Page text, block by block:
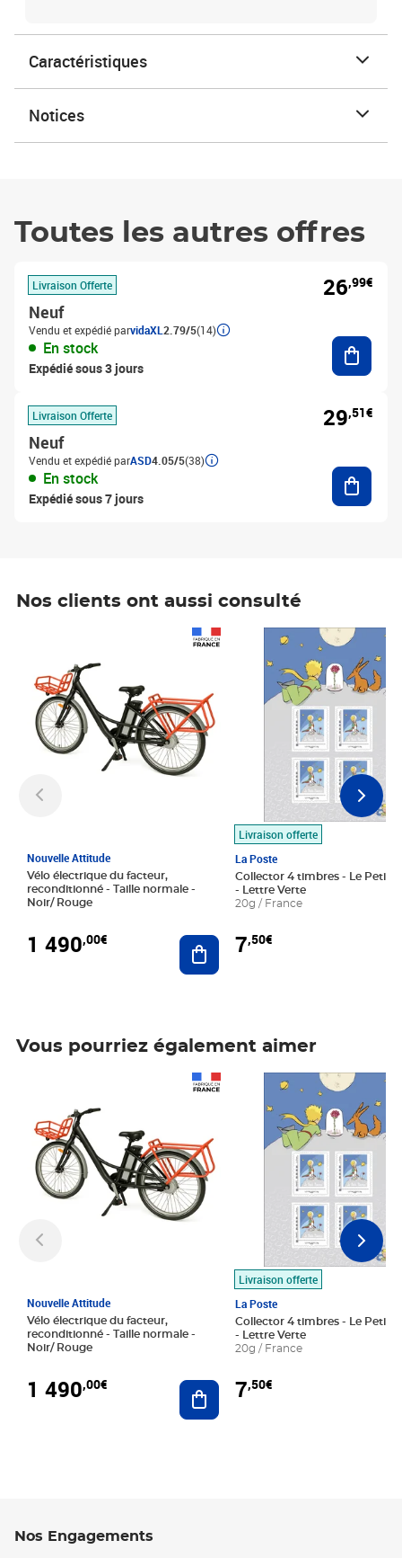
Caractéristiques
Notices
Toutes les autres offres
Livraison Offerte
Neuf
Vendu et expédié parvidaXL 2.79/5(14)
En stock
Expédié sous 3 jours
26,99€
Livraison Offerte
Neuf
Vendu et expédié parASD4.05/5(38)
En stock
Expédié sous 7 jours
29,51€
Nos clients ont aussi consulté
Nouvelle Attitude
Vélo électrique du facteur,
reconditionné - Taille normale -
Noir/ Rouge
1 490,00€ Ajouter au panier
Livraison offerte
La Poste
Collector 4 timbres - Le Petit
- Lettre Verte
20g / France
7,50€
Prix 7,50€
Vous pourriez également aimer
Nouvelle Attitude
Vélo électrique du facteur,
reconditionné - Taille normale -
Noir/ Rouge
1 490,00€ Ajouter au panier
Livraison offerte
La Poste
Collector 4 timbres - Le Petit
- Lettre Verte
20g / France
7,50€
Prix 7,50€
Nos Engagements